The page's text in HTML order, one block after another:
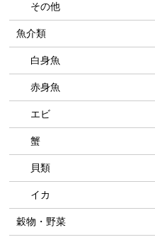
その他
魚介類
白身魚
赤身魚
エビ
蟹
貝類
イカ
穀物・野菜